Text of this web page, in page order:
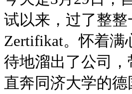
试以来，过了整
Zertifikat。怀着满
待地溜出了公司
直奔同济大学的